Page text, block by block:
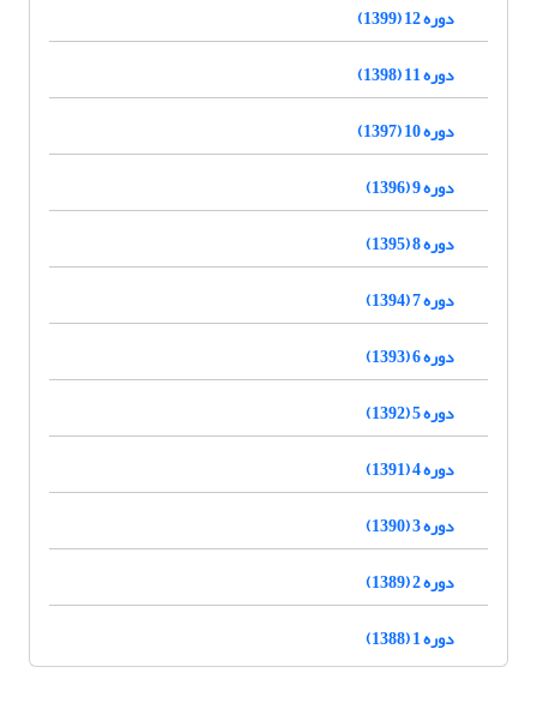
دوره 12 (1399)
دوره 11 (1398)
دوره 10 (1397)
دوره 9 (1396)
دوره 8 (1395)
دوره 7 (1394)
دوره 6 (1393)
دوره 5 (1392)
دوره 4 (1391)
دوره 3 (1390)
دوره 2 (1389)
دوره 1 (1388)